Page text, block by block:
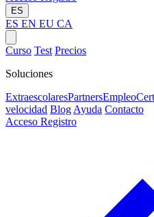
ES
ES EN EU CA
Curso Test Precios
Soluciones
ExtraescolaresPartnersEmpleo
velocidad Blog Ayuda Contacto
Acceso Registro